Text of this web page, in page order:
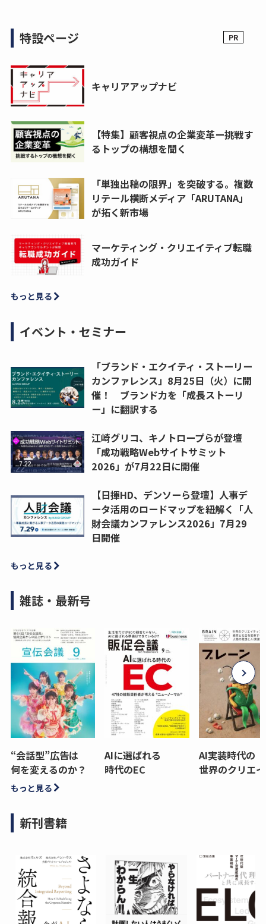
特設ページ
キャリアアップナビ
【特集】顧客視点の企業変革ー挑戦す
るトップの構想を聞く
「単独出稿の限界」を突破する。複数
リテール横断メディア「ARUTANA」
が拓く新市場
マーケティング・クリエイティブ転職
成功ガイド
もっと見る
イベント・セミナー
「ブランド・エクイティ・ストーリー
カンファレンス」8月25日（火）に開
催！ ブランド力を「成長ストーリ
ー」に翻訳する
江崎グリコ、キノトロープらが登壇
「成功戦略Webサイトサミット
2026」が7月22日に開催
【日揮HD、デンソーら登壇】人事デ
ータ活用のロードマップを紐解く「人
財会議カンファレンス2026」7月29
日開催
もっと見る
雑誌・最新号
“会話型”広告は
何を変えるのか？
AIに選ばれる
時代のEC
AI実装時代の
世界のクリエ
もっと見る
新刊書籍